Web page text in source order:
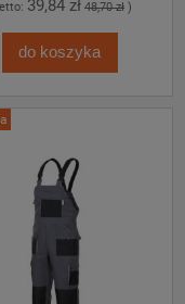
39,84 zł 48,70 zł)
do koszyka